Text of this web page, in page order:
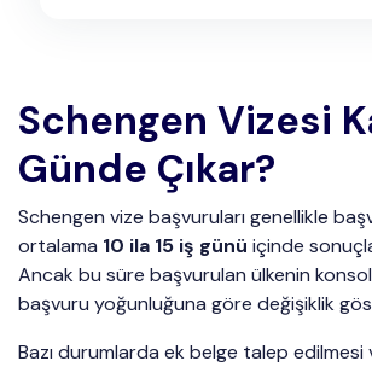
Schengen Vizesi
Günde Çıkar?
Schengen vize başvuruları genellikle
ortalama 10 ila 15 iş günü içinde
Ancak bu süre başvurulan ülkenin
başvuru yoğunluğuna göre değişiklik
Bazı durumlarda ek belge talep edilmesi